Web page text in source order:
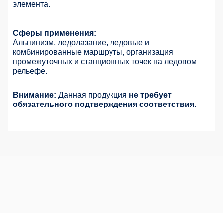
элемента.
Сферы применения:
Альпинизм, ледолазание, ледовые и
комбинированные маршруты, организация
промежуточных и станционных точек на ледовом
рельефе.
Внимание: Данная продукция не требует
обязательного подтверждения соответствия.